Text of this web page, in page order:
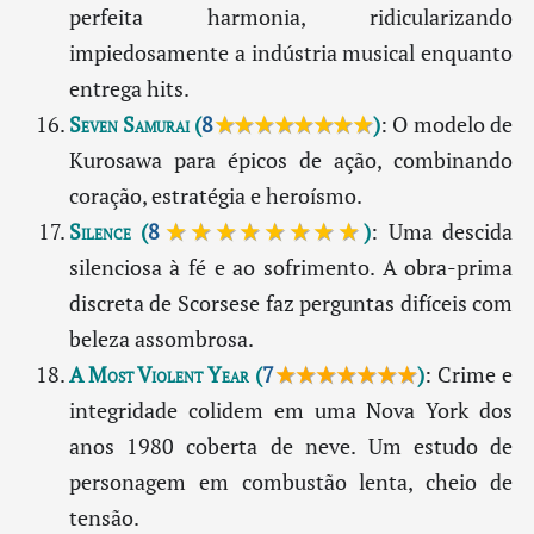
perfeita harmonia, ridicularizando
impiedosamente a indústria musical enquanto
entrega hits.
Seven Samurai(8★★★★★★★★): O modelo de
Kurosawa para épicos de ação, combinando
coração, estratégia e heroísmo.
Silence(8 ★★★★★★★★): Uma descida
silenciosa à fé e ao sofrimento. A obra-prima
discreta de Scorsese faz perguntas difíceis com
beleza assombrosa.
A Most Violent Year(7★★★★★★★): Crime e
integridade colidem em uma Nova York dos
anos 1980 coberta de neve. Um estudo de
personagem em combustão lenta, cheio de
tensão.